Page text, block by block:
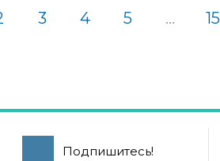
3 4 5 ... 15
Подпишитесь!